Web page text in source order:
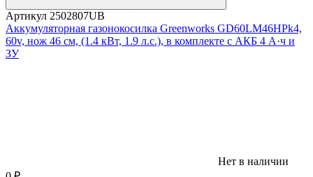
Артикул 2502807UB
Аккумуляторная газонокосилка Greenworks GD60LM46HPk4,
60v, нож 46 см, (1.4 кВт, 1.9 л.с.), в комплекте с АКБ 4 А·ч и
ЗУ
Нет в наличии